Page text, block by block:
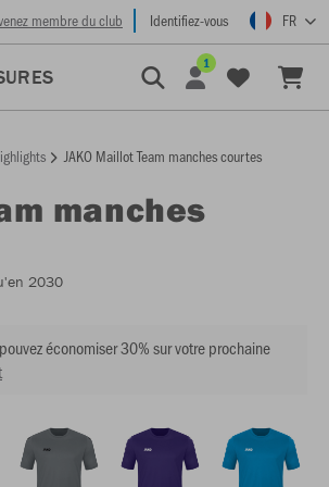
membre du club Identifiez-vous FR
1
JAKO Maillot Team manches courtes
manches
2030
économiser 30% sur votre prochaine